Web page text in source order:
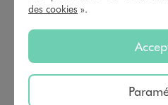
des cookies ».